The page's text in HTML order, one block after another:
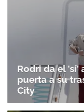
Rodri da el 'sí'
puerta a su
City